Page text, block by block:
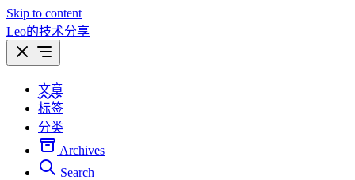
Skip to content
Leo的技术分享
文章
标签
分类
Archives
Search